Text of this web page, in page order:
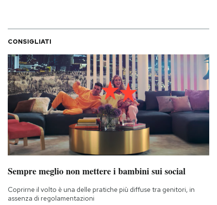
CONSIGLIATI
Sempre meglio non mettere i bambini sui social
Coprirne il volto è una delle pratiche più diffuse tra genitori, in
assenza di regolamentazioni